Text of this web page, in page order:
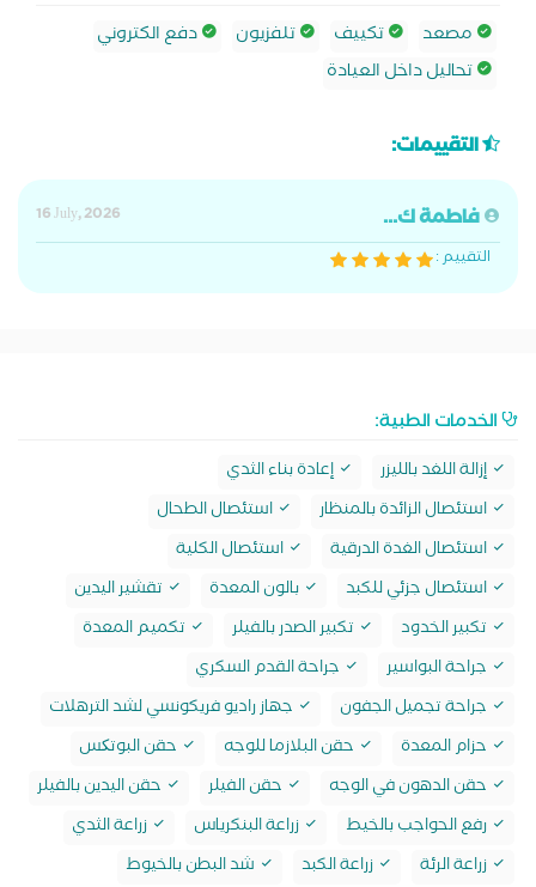
مصعد
تكييف تلفزيون
دفع الكتروني
تحاليل داخل العيادة
التقييمات:
فاطمة ك...
16 July, 2026
التقييم :
الخدمات الطبية:
إزالة اللغد بالليزر
إعادة بناء الثدي
استئصال الزائدة بالمنظار
استئصال الطحال
استئصال الغدة الدرقية
استئصال الكلية
استئصال جزئي للكبد
بالون المعدة
تقشير اليدين
تكبير الخدود
تكبير الصدر بالفيلر
تكميم المعدة
جراحة البواسير
جراحة القدم السكري
جراحة تجميل الجفون
جهاز راديو فريكونسي لشد الترهلات
حزام المعدة
حقن البلازما للوجه
حقن البوتکس
حقن الدهون في الوجه
حقن الفيلر
حقن اليدين بالفيلر
رفع الحواجب بالخيط
زراعة البنكرياس
زراعة الثدي
زراعة الرئة
زراعة الكبد
شد البطن بالخيوط